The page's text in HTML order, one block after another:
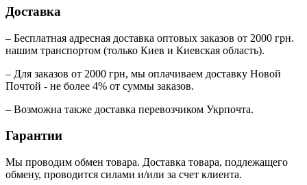
Доставка
– Бесплатная адресная доставка оптовых заказов от 2000 грн.
нашим транспортом (только Киев и Киевская область).
– Для заказов от 2000 грн, мы оплачиваем доставку Новой
Почтой - не более 4% от суммы заказов.
– Возможна также доставка перевозчиком Укрпочта.
Гарантии
Мы проводим обмен товара. Доставка товара, подлежащего
обмену, проводится силами и/или за счет клиента.